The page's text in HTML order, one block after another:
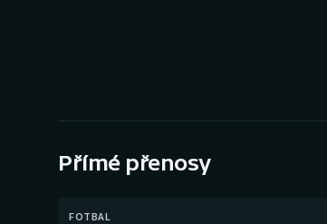
Přímé přenosy
FOTBAL